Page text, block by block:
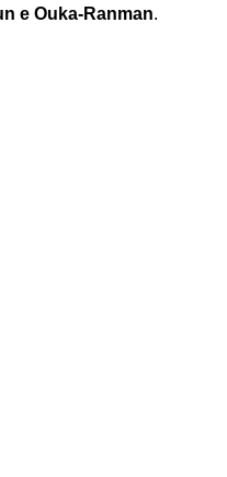
e Ouka-Ranman.